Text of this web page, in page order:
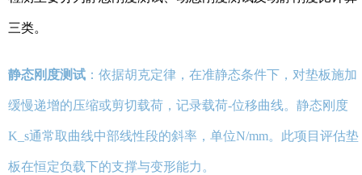
三类。
静态刚度测试 ：依据胡克定律，在准静态条件下，对垫板施加
缓慢递增的压缩或剪切载荷，记录载荷-位移曲线。静态刚度
K_s通常取曲线中部线性段的斜率，单位N/mm。此项目评估垫
板在恒定负载下的支撑与变形能力。